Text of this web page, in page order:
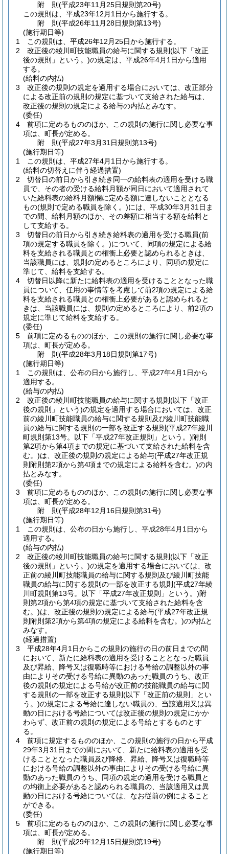
附 則(平成23年11月25日規則第20号)
この規則は、平成23年12月1日から施行する。
附 則(平成26年11月28日規則第13号)
(施行期日等)
1
この規則は、平成26年12月25日から施行する。
2
改正後の綾川町技能職員の給与に関する規則 (以下「改正
後の規則」という。)の規定は、平成26年4月1日から適用
する。
(給料の内払)
3
改正後の規則の規定を適用する場合においては、改正部分
による改正前の規則の規定に基づいて支給された給与は、
改正後の規則の規定による給与の内払とみなす。
(委任)
4
前項に定めるもののほか、この規則の施行に関し必要な事
項は、町長が定める。
附 則(平成27年3月31日規則第13号)
(施行期日等)
1
この規則は、平成27年4月1日から施行する。
(給料の切替えに伴う経過措置)
2
切替日の前日から引き続き同一の給料表の適用を受ける職
員で、その者の受ける給料月額が同日において適用されて
いた給料表の給料月額欄に定める額に達しないこととなる
もの(規則で定める職員を除く。)には、平成30年3月31日ま
での間、給料月額のほか、その差額に相当する額を給料と
して支給する。
3
切替日の前日から引き続き給料表の適用を受ける職員(前
項の規定する職員を除く。)について、同項の規定による給
料を支給される職員との権衡上必要と認められるときは、
当該職員には、規則の定めるところにより、同項の規定に
準じて、給料を支給する。
4
切替日以降に新たに給料表の適用を受けることとなった職
員について、任用の事情等を考慮して前2項の規定による給
料を支給される職員との権衡上必要があると認められると
きは、当該職員には、規則の定めるところにより、前2項の
規定に準じて給料を支給する。
(委任)
5
前項に定めるもののほか、この規則の施行に関し必要な事
項は、町長が定める。
附 則(平成28年3月18日規則第17号)
(施行期日等)
1
この規則は、公布の日から施行し、平成27年4月1日から
適用する。
(給与の内払)
2
改正後の綾川町技能職員の給与に関する規則 (以下「改正
後の規則」という)の規定を適用する場合においては、改正
前の綾川町技能職員の給与に関する規則及び綾川町技能職
員の給与に関する規則の一部を改正する規則 (平成27年綾川
町規則第13号。以下「平成27年改正規則」という。)附則
第2項から第4項までの規定に基づいて支給された給料を含
む。 )は、改正後の規則の規定による給与(平成27年改正規
則附則第2項から第4項までの規定による給料を含む。)の内
払とみなす。
(委任)
3
前項に定めるもののほか、この規則の施行に関し必要な事
項は、町長が定める。
附 則(平成28年12月16日規則第31号)
(施行期日等)
1
この規則は、公布の日から施行し、平成28年4月1日から
適用する。
(給与の内払)
2
改正後の綾川町技能職員の給与に関する規則 (以下「改正
後の規則」という。)の規定を適用する場合においては、改
正前の綾川町技能職員の給与に関する規則及び綾川町技能
職員の給与に関する規則の一部を改正する規則 (平成27年綾
川町規則第13号。以下「平成27年改正規則」という。)附
則第2項から第4項の規定に基づいて支給された給料を含
む。)は、改正後の規則の規定による給与(平成27年改正規
則附則第2項から第4項の規定による給料を含む。)の内払と
みなす。
(経過措置)
3
平成28年4月1日からこの規則の施行の日の前日までの間
において、新たに給料表の適用を受けることとなった職員
及び昇給、降号又は復職時等における号給の調整以外の事
由によりその受ける号給に異動のあった職員のうち、改正
後の規則の規定による号給が改正前の技能職員の給与に関
する規則の一部を改正する規則 (以下「改正前の規則」とい
う。)の規定による号給に達しない職員の、当該適用又は異
動の日における号給については改正後の規則の規定にかか
わらず、改正前の規則の規定による号給とするものとす
る。
4
前項に規定するもののほか、この規則の施行の日から平成
29年3月31日までの間において、新たに給料表の適用を受
けることとなった職員及び降格、昇給、降号又は復職時等
における号給の調整以外の事由によりその受ける号給に異
動のあった職員のうち、同項の規定の適用を受ける職員と
の均衡上必要があると認められる職員の、当該適用又は異
動の日における号給については、なお従前の例によること
ができる。
(委任)
5
前項に定めるもののほか、この規則の施行に関し必要な事
項は、町長が定める。
附 則(平成29年12月15日規則第19号)
(施行期日等)